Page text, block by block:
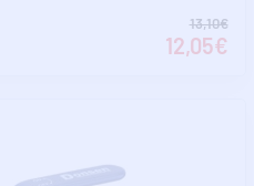
13,10€
12,05€